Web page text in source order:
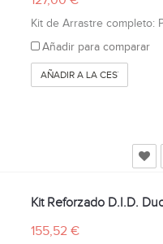
Kit de Arrastre completo:
Añadir para comparar
AÑADIR A LA CESTA
Kit Reforzado D.I.D.
155,52 €